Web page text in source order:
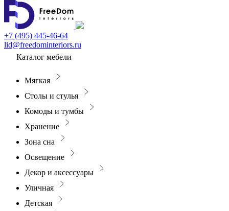
+7 (495) 445-46-64
lid@freedominteriors.ru
Каталог мебели
Мягкая
Столы и стулья
Комоды и тумбы
Хранение
Зона сна
Освещение
Декор и аксессуары
Уличная
Детская